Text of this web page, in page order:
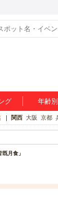
グ 年齢
関西 大阪 京都
月食」